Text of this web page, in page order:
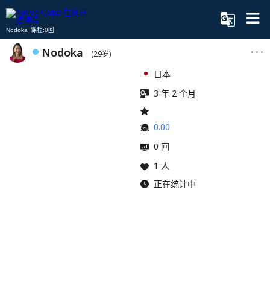
Nodoka 课程:0回
Nodoka (29岁)
日本
3 年 2 个月
0.00
0 回
1 人
正在统计中